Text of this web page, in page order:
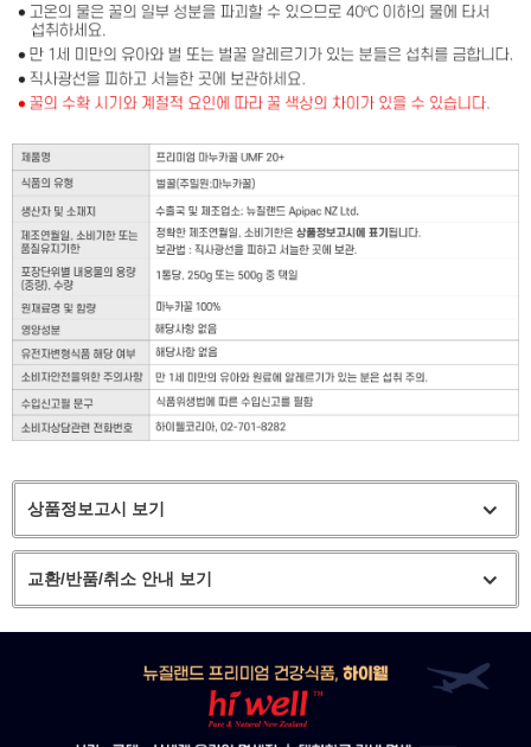
상품정보고시 보기
교환/반품/취소 안내 보기